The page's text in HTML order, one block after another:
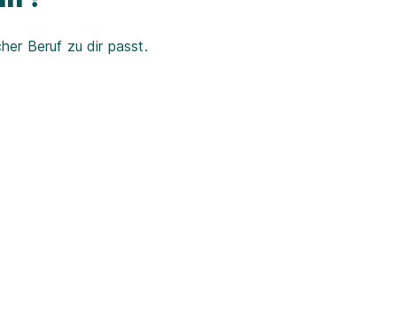
Beruf zu dir passt.